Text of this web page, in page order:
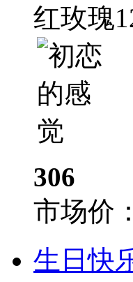
红玫瑰
306
市场价：
生日快